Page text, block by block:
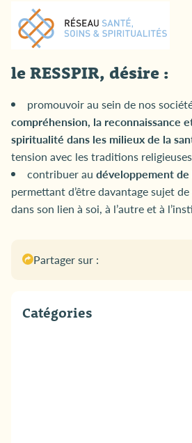
le RESSPIR, désire :
promouvoir au sein de nos
compréhension, la reconnaissance
spiritualité dans les milieux de la
tension avec les traditions
contribuer au développement
permettant d’être davantage sujet
dans son lien à soi, à l’autre et à
Partager sur :
Catégories